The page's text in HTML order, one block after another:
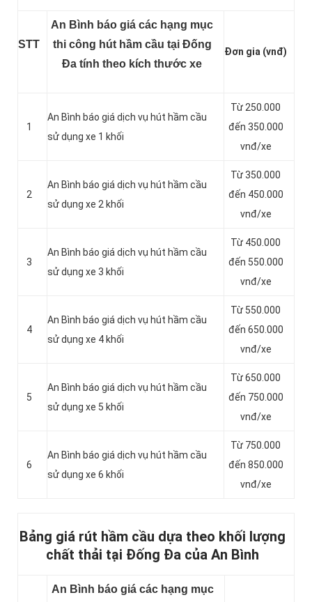
STT
An Bình báo giá các hạng mục
thi công hút hầm cầu tại Đống
Đa tính theo kích thước xe
Đơn gia (vnđ)
1
An Bình báo giá dịch vụ hút hầm cầu
sử dụng xe 1 khối
Từ 250.000
đến 350.000
vnđ/xe
2
An Bình báo giá dịch vụ hút hầm cầu
sử dụng xe 2 khối
Từ 350.000
đến 450.000
vnđ/xe
3
An Bình báo giá dịch vụ hút hầm cầu
sử dụng xe 3 khối
Từ 450.000
đến 550.000
vnđ/xe
4
An Bình báo giá dịch vụ hút hầm cầu
sử dụng xe 4 khối
Từ 550.000
đến 650.000
vnđ/xe
5
An Bình báo giá dịch vụ hút hầm cầu
sử dụng xe 5 khối
Từ 650.000
đến 750.000
vnđ/xe
6
An Bình báo giá dịch vụ hút hầm cầu
sử dụng xe 6 khối
Từ 750.000
đến 850.000
vnđ/xe
Bảng giá rút hầm cầu dựa theo khối lượng
chất thải tại Đống Đa của An Bình
An Bình báo giá các hạng mục